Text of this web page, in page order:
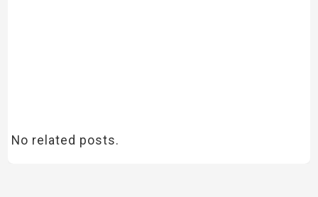
No related posts.